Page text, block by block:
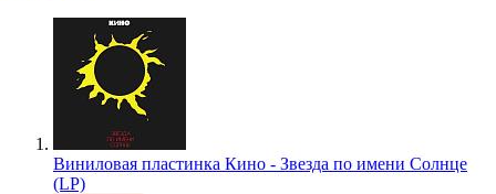
Виниловая пластинка Кино - Звезда по имени Солнце
(LP)